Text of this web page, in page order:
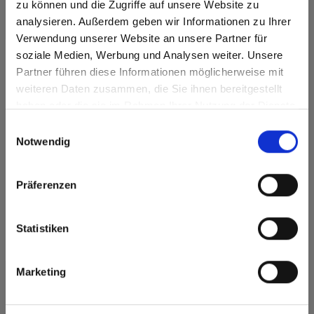
zu können und die Zugriffe auf unsere Website zu
analysieren. Außerdem geben wir Informationen zu Ihrer
Verwendung unserer Website an unsere Partner für
soziale Medien, Werbung und Analysen weiter. Unsere
Partner führen diese Informationen möglicherweise mit
weiteren Daten zusammen, die Sie ihnen bereitgestellt
Notwendig
Präferenzen
Statistiken
Marketing
sr.modal is not closeable
Are you based in the Verenigde
Staten?
rest of the world!
form-surface-contact.title
Heeft u vragen? Schrijf ons via het contactformulier.
Bedrijf*